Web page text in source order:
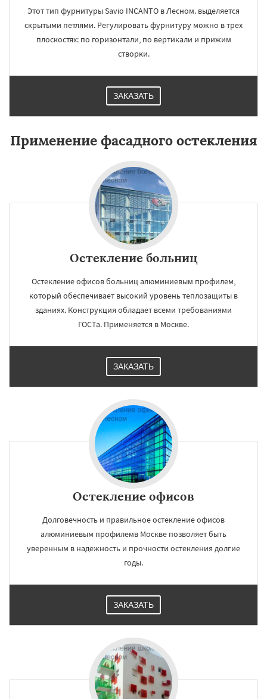
Этот тип фурнитуры Savio INCANTO в Лесном. выделяется
скрытыми петлями. Регулировать фурнитуру можно в трех
плоскостях: по горизонтали, по вертикали и прижим
створки.
ЗАКАЗАТЬ
Применение фасадного остекления
Остекление больниц
Остекление офисов больниц алюминиевым профилем,
который обеспечивает высокий уровень теплозащиты в
зданиях. Конструкция обладает всеми требованиями
ГОСТа. Применяется в Москве.
ЗАКАЗАТЬ
Остекление офисов
Долговечность и правильное остекление офисов
алюминиевым профилемв Москве позволяет быть
уверенным в надежность и прочности остекления долгие
годы.
ЗАКАЗАТЬ